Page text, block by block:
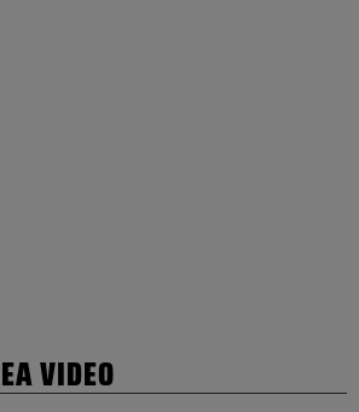
VIDEO